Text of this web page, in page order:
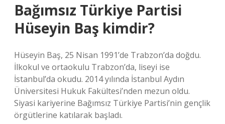
Bağımsız Türkiye Partisi
Hüseyin Baş kimdir?
Hüseyin Baş, 25 Nisan 1991’de Trabzon’da doğdu.
İlkokul ve ortaokulu Trabzon’da, liseyi ise
İstanbul’da okudu. 2014 yılında İstanbul Aydın
Üniversitesi Hukuk Fakültesi’nden mezun oldu.
Siyasi kariyerine Bağımsız Türkiye Partisi’nin gençlik
örgütlerine katılarak başladı.